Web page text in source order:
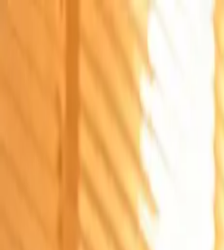
Štvrtok, 6. augusta 2026Meniny má